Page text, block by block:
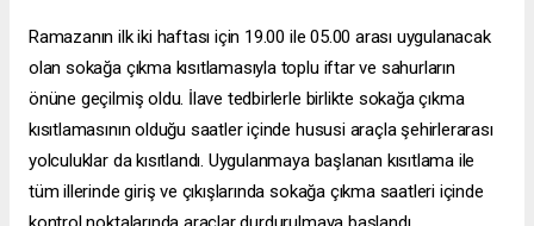
Ramazanın ilk iki haftası için 19.00 ile 05.00 arası uygulanacak
olan sokağa çıkma kısıtlamasıyla toplu iftar ve sahurların
önüne geçilmiş oldu. İlave tedbirlerle birlikte sokağa çıkma
kısıtlamasının olduğu saatler içinde hususi araçla şehirlerarası
yolculuklar da kısıtlandı. Uygulanmaya başlanan kısıtlama ile
tüm illerinde giriş ve çıkışlarında sokağa çıkma saatleri içinde